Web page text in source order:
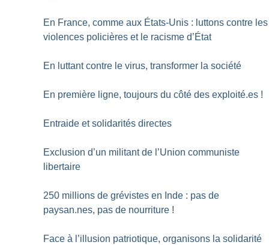
En France, comme aux États-Unis : luttons contre les
violences policières et le racisme d’État
En luttant contre le virus, transformer la société
En première ligne, toujours du côté des exploité.es !
Entraide et solidarités directes
Exclusion d’un militant de l’Union communiste
libertaire
250 millions de grévistes en Inde : pas de
paysan.nes, pas de nourriture !
Face à l’illusion patriotique, organisons la solidarité